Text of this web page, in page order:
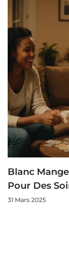
Blanc
Pour Des
31 Mars 2025